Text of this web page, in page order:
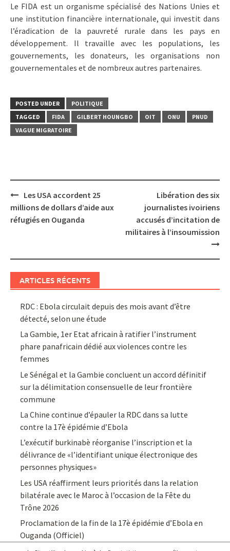
Le FIDA est un organisme spécialisé des Nations Unies et
une institution financière internationale, qui investit dans
l’éradication de la pauvreté rurale dans les pays en
développement. Il travaille avec les populations, les
gouvernements, les donateurs, les organisations non
gouvernementales et de nombreux autres partenaires.
POSTED UNDER
POLITIQUE
TAGGED
FIDA GILBERT HOUNGBO OIT ONU
PNUD
VAGUE MIGRATOIRE
Post
navigation
Les USA accordent 25
millions de dollars d’aide aux
réfugiés en Ouganda
Libération des six
journalistes ivoiriens
accusés d’incitation de
militaires à l’insoumission
ARTICLES RÉCENTS
RDC : Ebola circulait depuis des mois avant d’être
détecté, selon une étude
La Gambie, 1er Etat africain à ratifier l’instrument
phare panafricain dédié aux violences contre les
femmes
Le Sénégal et la Gambie concluent un accord définitif
sur la délimitation consensuelle de leur frontière
commune
La Chine continue d’épauler la RDC dans sa lutte
contre la 17è épidémie d’Ebola
L’exécutif burkinabè réorganise l’inscription et la
délivrance de «l’identifiant unique électronique des
personnes physiques»
Les USA réaffirment leurs priorités dans la relation
bilatérale avec le Maroc à l’occasion de la Fête du
Trône 2026
Proclamation de la fin de la 17è épidémie d’Ebola en
Ouganda (Officiel)